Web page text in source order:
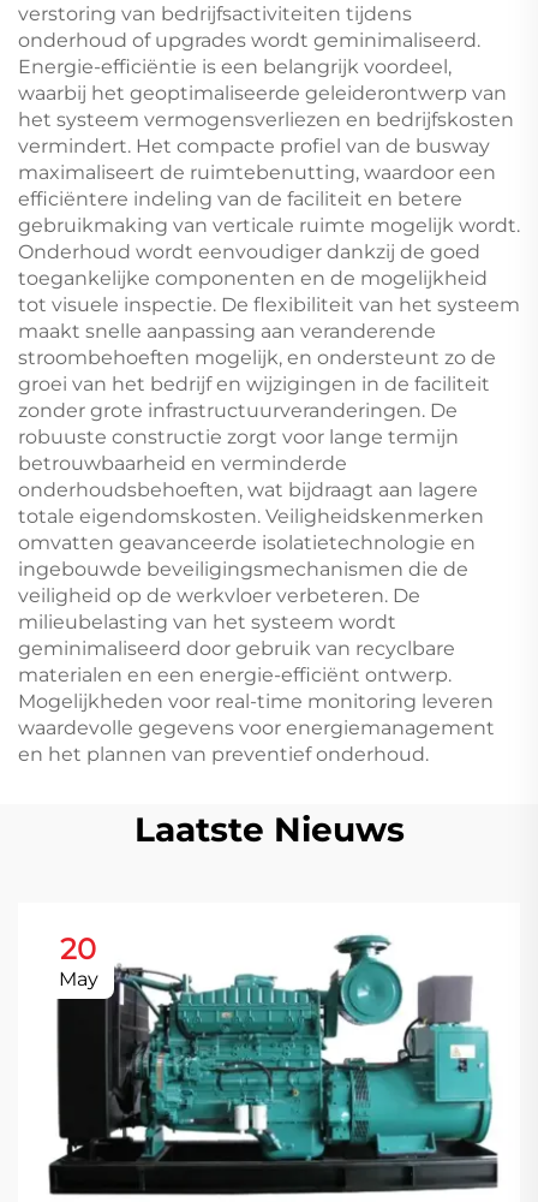
verstoring van bedrijfsactiviteiten tijdens
onderhoud of upgrades wordt geminimaliseerd.
Energie-efficiëntie is een belangrijk voordeel,
waarbij het geoptimaliseerde geleiderontwerp van
het systeem vermogensverliezen en bedrijfskosten
vermindert. Het compacte profiel van de busway
maximaliseert de ruimtebenutting, waardoor een
efficiëntere indeling van de faciliteit en betere
gebruikmaking van verticale ruimte mogelijk wordt.
Onderhoud wordt eenvoudiger dankzij de goed
toegankelijke componenten en de mogelijkheid
tot visuele inspectie. De flexibiliteit van het systeem
maakt snelle aanpassing aan veranderende
stroombehoeften mogelijk, en ondersteunt zo de
groei van het bedrijf en wijzigingen in de faciliteit
zonder grote infrastructuurveranderingen. De
robuuste constructie zorgt voor lange termijn
betrouwbaarheid en verminderde
onderhoudsbehoeften, wat bijdraagt aan lagere
totale eigendomskosten. Veiligheidskenmerken
omvatten geavanceerde isolatietechnologie en
ingebouwde beveiligingsmechanismen die de
veiligheid op de werkvloer verbeteren. De
milieubelasting van het systeem wordt
geminimaliseerd door gebruik van recyclbare
materialen en een energie-efficiënt ontwerp.
Mogelijkheden voor real-time monitoring leveren
waardevolle gegevens voor energiemanagement
en het plannen van preventief onderhoud.
Laatste Nieuws
20
May